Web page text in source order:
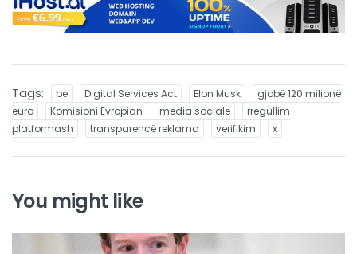
Tags: be Digital Services Act Elon Musk
gjobë 120 milionë
euro
Komisioni Evropian media sociale
rregullim
platformash
transparencë reklama verifikim x
You might like